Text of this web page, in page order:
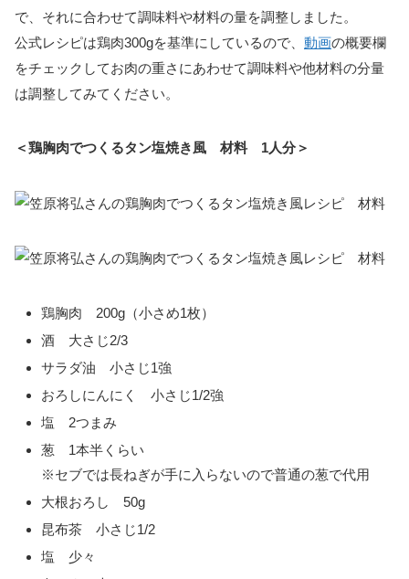
で、それに合わせて調味料や材料の量を調整しました。
公式レシピは鶏肉300gを基準にしているので、 動画の概要欄
をチェックしてお肉の重さにあわせて調味料や他材料の分量
は調整してみてください。
＜鶏胸肉でつくるタン塩焼き風 材料 1人分＞
鶏胸肉 200g（小さめ1枚）
酒 大さじ2/3
サラダ油 小さじ1強
おろしにんにく 小さじ1/2強
塩 2つまみ
葱 1本半くらい
※セブでは長ねぎが手に入らないので普通の葱で代用
大根おろし 50g
昆布茶 小さじ1/2
塩 少々